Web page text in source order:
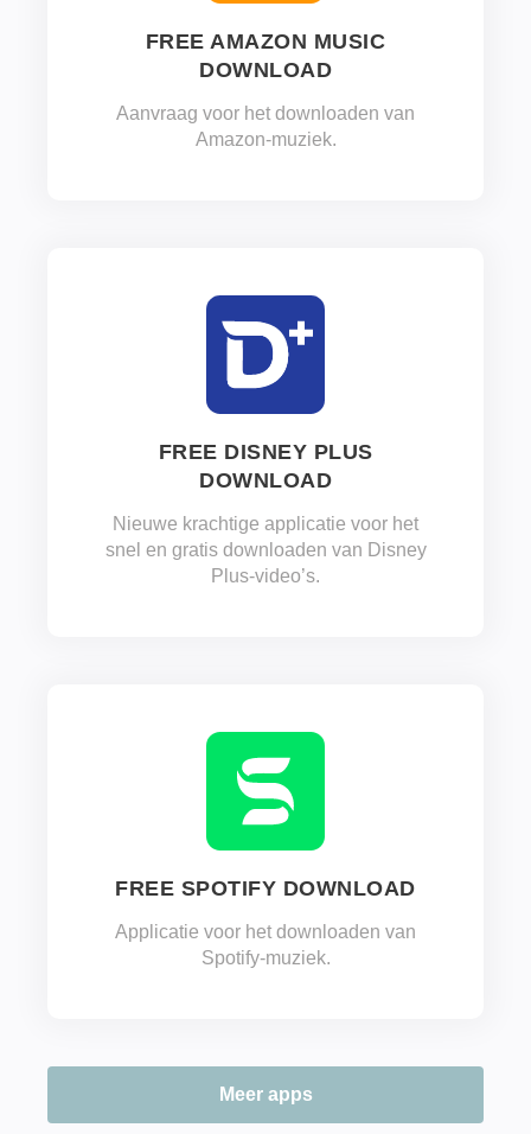
FREE AMAZON MUSIC
DOWNLOAD
Aanvraag voor het downloaden van
Amazon-muziek.
FREE DISNEY PLUS
DOWNLOAD
Nieuwe krachtige applicatie voor het
snel en gratis downloaden van Disney
Plus-video’s.
FREE SPOTIFY DOWNLOAD
Applicatie voor het downloaden van
Spotify-muziek.
Meer apps